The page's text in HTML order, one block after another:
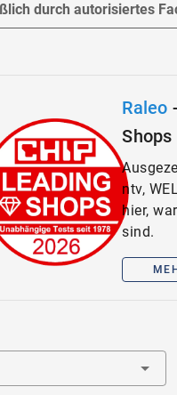
durch autorisiertes
Raleo
Shops
ntv,
hier,
sind.